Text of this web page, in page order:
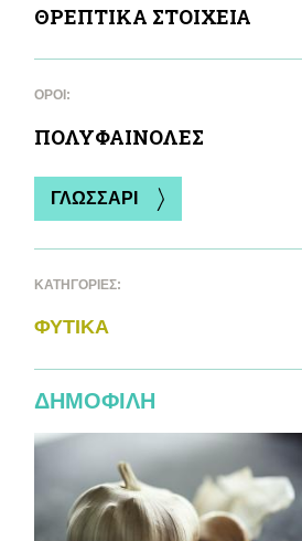
ΘΡΕΠΤΙΚA ΣΤΟΙΧΕΙΑ
ΌΡΟΙ:
ΠΟΛΥΦΑΙΝΟΛΕΣ
ΓΛΩΣΣΑΡΙ
ΚΑΤΗΓΟΡΙΕΣ:
ΦΥΤΙΚA
ΔΗΜΟΦΙΛΗ